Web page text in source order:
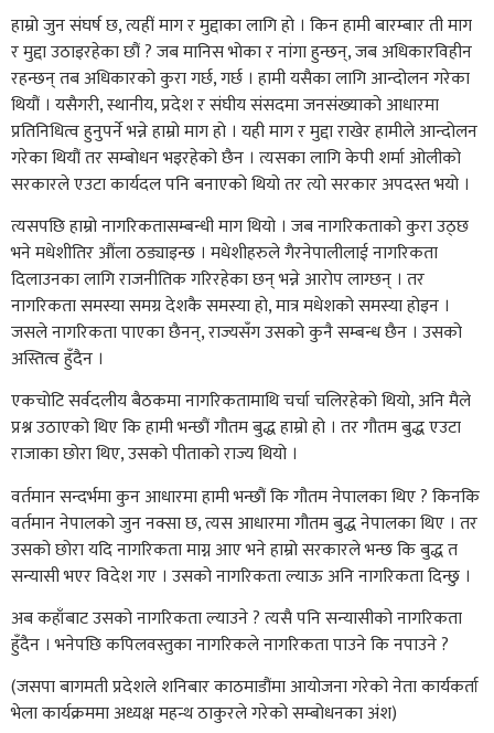
हाम्रो जुन संघर्ष छ, त्यहीं माग र मुद्दाका लागि हो । किन हामी बारम्बार ती माग
र मुद्दा उठाइरहेका छौं ? जब मानिस भोका र नांगा हुन्छन्, जब अधिकारविहीन
रहन्छन् तब अधिकारको कुरा गर्छ, गर्छ । हामी यसैका लागि आन्दोलन गरेका
थियौं । यसैगरी, स्थानीय, प्रदेश र संघीय संसदमा जनसंख्याको आधारमा
प्रतिनिधित्व हुनुपर्ने भन्ने हाम्रो माग हो । यही माग र मुद्दा राखेर हामीले आन्दोलन
गरेका थियौं तर सम्बोधन भइरहेको छैन । त्यसका लागि केपी शर्मा ओलीको
सरकारले एउटा कार्यदल पनि बनाएको थियो तर त्यो सरकार अपदस्त भयो ।
त्यसपछि हाम्रो नागरिकतासम्बन्धी माग थियो । जब नागरिकताको कुरा उठ्छ
भने मधेशीतिर औंला ठड्याइन्छ । मधेशीहरुले गैरनेपालीलाई नागरिकता
दिलाउनका लागि राजनीतिक गरिरहेका छन् भन्ने आरोप लाग्छन् । तर
नागरिकता समस्या समग्र देशकै समस्या हो, मात्र मधेशको समस्या होइन ।
जसले नागरिकता पाएका छैनन्, राज्यसँग उसको कुनै सम्बन्ध छैन । उसको
अस्तित्व हुँदैन ।
एकचोटि सर्वदलीय बैठकमा नागरिकतामाथि चर्चा चलिरहेको थियो, अनि मैले
प्रश्न उठाएको थिए कि हामी भन्छौं गौतम बुद्ध हाम्रो हो । तर गौतम बुद्ध एउटा
राजाका छोरा थिए, उसको पीताको राज्य थियो ।
वर्तमान सन्दर्भमा कुन आधारमा हामी भन्छौं कि गौतम नेपालका थिए ? किनकि
वर्तमान नेपालको जुन नक्सा छ, त्यस आधारमा गौतम बुद्ध नेपालका थिए । तर
उसको छोरा यदि नागरिकता माग्न आए भने हाम्रो सरकारले भन्छ कि बुद्ध त
सन्यासी भएर विदेश गए । उसको नागरिकता ल्याऊ अनि नागरिकता दिन्छु ।
अब कहाँबाट उसको नागरिकता ल्याउने ? त्यसै पनि सन्यासीको नागरिकता
हुँदैन । भनेपछि कपिलवस्तुका नागरिकले नागरिकता पाउने कि नपाउने ?
(जसपा बागमती प्रदेशले शनिबार काठमाडौंमा आयोजना गरेको नेता कार्यकर्ता
भेला कार्यक्रममा अध्यक्ष महन्थ ठाकुरले गरेको सम्बोधनका अंश)